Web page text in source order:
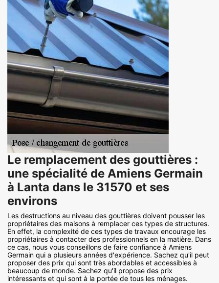
Le remplacement des gouttières :
une spécialité de Amiens Germain
à Lanta dans le 31570 et ses
environs
Les destructions au niveau des gouttières doivent pousser les
propriétaires des maisons à remplacer ces types de structures.
En effet, la complexité de ces types de travaux encourage les
propriétaires à contacter des professionnels en la matière. Dans
ce cas, nous vous conseillons de faire confiance à Amiens
Germain qui a plusieurs années d'expérience. Sachez qu'il peut
proposer des prix qui sont très abordables et accessibles à
beaucoup de monde. Sachez qu'il propose des prix
intéressants et qui sont à la portée de tous les ménages.